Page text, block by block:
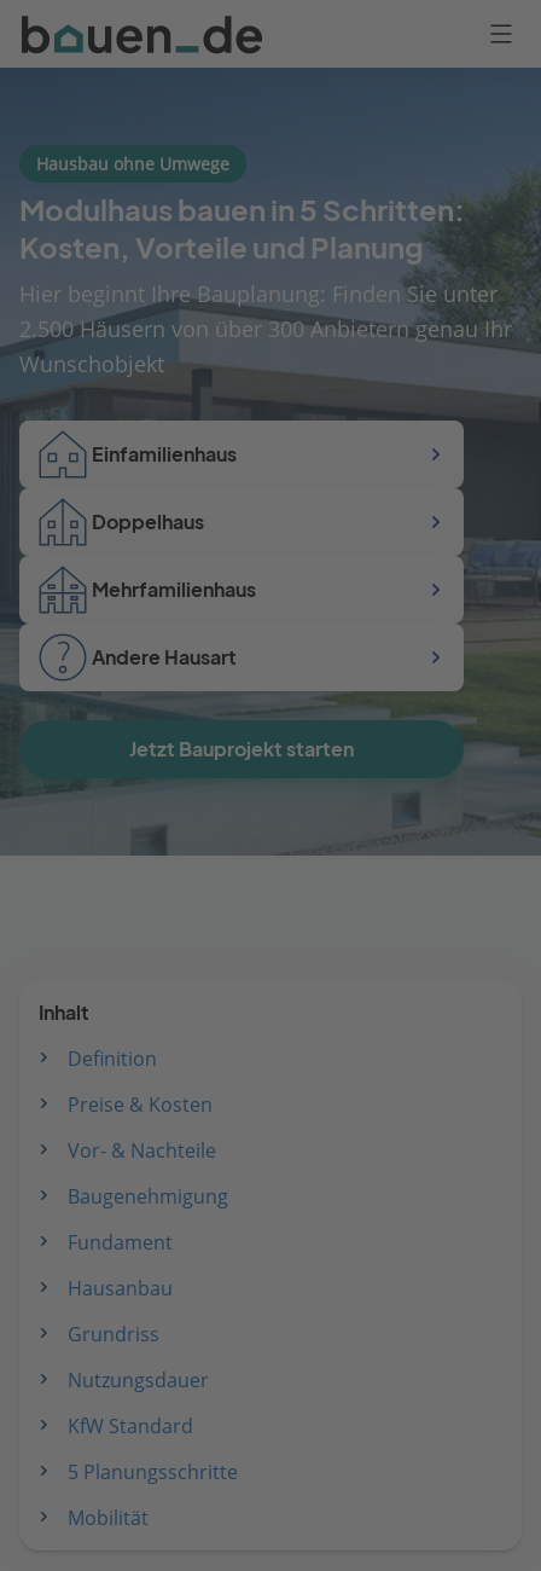
Bauen
Logo
Hausbau ohne Umwege
Modulhaus bauen in 5 Schritten:
Kosten, Vorteile und Planung
Hier beginnt Ihre Bauplanung: Finden Sie unter
2.500 Häusern von über 300 Anbietern genau Ihr
Wunschobjekt
Einfamilienhaus
Doppelhaus
Mehrfamilienhaus
Andere Hausart
Jetzt Bauprojekt starten
Inhalt
Definition
Preise & Kosten
Vor- & Nachteile
Baugenehmigung
Fundament
Hausanbau
Grundriss
Nutzungsdauer
KfW Standard
5 Planungsschritte
Mobilität